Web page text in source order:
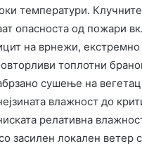
температури.
опасноста од пожари
на врнежи, екстремно
топлотни
сушење на
влажност до
релативна
засилен локален ветер